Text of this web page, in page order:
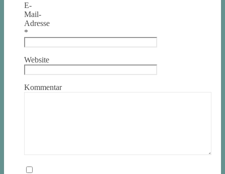
E-
Mail-
Adresse
*
Website
Kommentar